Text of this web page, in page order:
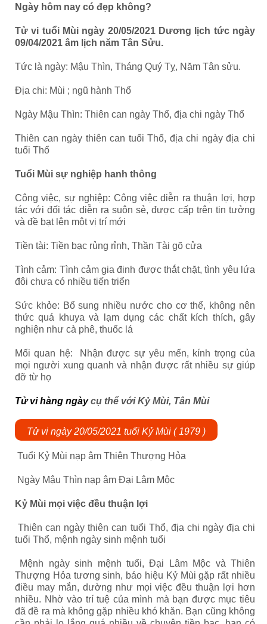
Ngày hôm nay có đẹp không?
Tử vi tuổi Mùi ngày 20/05/2021 Dương lịch tức ngày
09/04/2021 âm lịch năm Tân Sửu.
Tức là ngày: Mậu Thìn, Tháng Quý Tỵ, Năm Tân sửu.
Địa chi: Mùi ; ngũ hành Thổ
Ngày Mậu Thìn: Thiên can ngày Thổ, địa chi ngày Thổ
Thiên can ngày thiên can tuổi Thổ, địa chi ngày địa chi
tuổi Thổ
Tuổi Mùi sự nghiệp hanh thông
Công việc, sự nghiệp: Công việc diễn ra thuận lợi, hợp
tác với đối tác diễn ra suôn sẻ, được cấp trên tin tưởng
và đề bạt lên một vị trí mới
Tiền tài: Tiền bạc rủng rỉnh, Thần Tài gõ cửa
Tình cảm: Tình cảm gia đinh được thắt chặt, tình yêu lứa
đôi chưa có nhiều tiến triển
Sức khỏe: Bổ sung nhiều nước cho cơ thể, không nên
thức quá khuya và lạm dụng các chất kích thích, gây
nghiện như cà phê, thuốc lá
Mối quan hệ: Nhận được sự yêu mến, kính trọng của
mọi người xung quanh và nhận được rất nhiều sự giúp
đỡ từ họ
Tử vi hàng ngàycụ thể với Kỷ Mùi, Tân Mùi
Tử vi ngày 20/05/2021 tuổi Kỷ Mùi ( 1979 )
Tuổi Kỷ Mùi nạp âm Thiên Thượng Hỏa
Ngày Mậu Thìn nạp âm Đại Lâm Mộc
Kỷ Mùi mọi việc đều thuận lợi
Thiên can ngày thiên can tuổi Thổ, địa chi ngày địa chi
tuổi Thổ, mệnh ngày sinh mệnh tuổi
Mệnh ngày sinh mệnh tuổi,Đại Lâm Mộc và Thiên
Thượng Hỏa tương sinh, báo hiệu Kỷ Mùi gặp rất nhiều
điều may mắn, dường như mọi việc đều thuận lợi hơn
nhiều. Nhờ vào trí tuệ của mình mà bạn được mục tiêu
đã đề ra mà không gặp nhiều khó khăn. Bạn cũng không